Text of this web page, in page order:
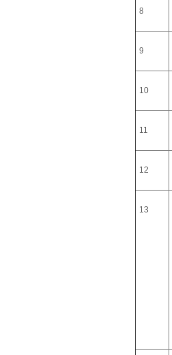
8
9
10
11
12
13